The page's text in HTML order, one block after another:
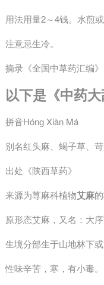
用法用量2～4钱。水煎
注意忌生冷。
摘录 《全国中草药汇编》
以下是《中药
拼音Hónɡ Xiàn Má
别名红头麻、蝎子草、
出处 《陕西草药》
来源为荨麻科植物艾麻的
原形态艾麻，又名：大序
生境分部生于山地林下
性味辛苦，寒，有小毒。